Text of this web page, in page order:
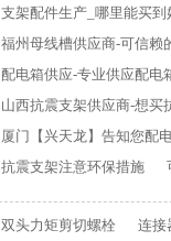
支架配件生产_哪里能买到
福州母线槽供应商-可信赖
配电箱供应-专业供应配电
山西抗震支架供应商-想买
厦门【兴天龙】告知您配
抗震支架注意环保措施
双头力矩剪切螺栓 连接